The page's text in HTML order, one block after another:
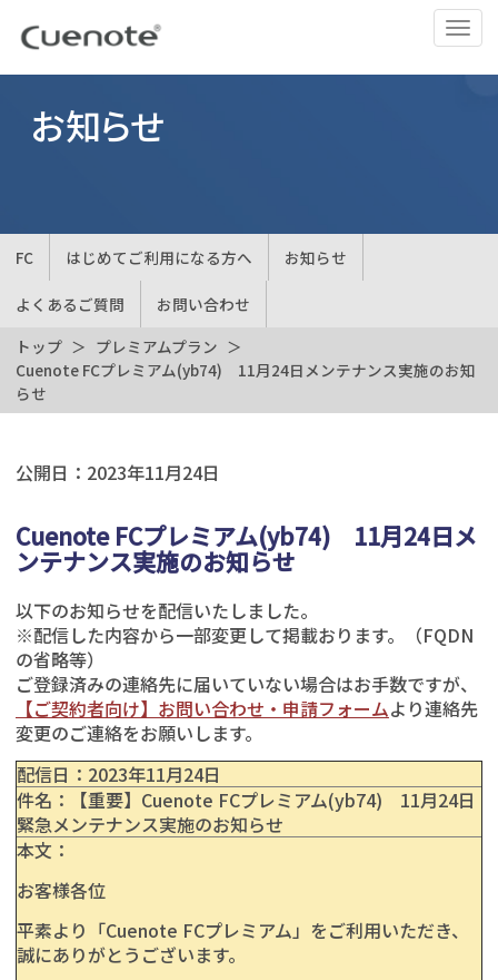
ナ
ビ
ゲ
切
お知らせ
FC はじめてご利用になる方へ お知らせ
よくあるご質問
お問い合わせ
トップ
プレミアムプラン
Cuenote FCプレミアム(yb74) 11月24日メンテナンス実施のお知
らせ
公開日： 2023年11月24日
Cuenote FCプレミアム(yb74) 11月24日メ
ンテナンス実施のお知らせ
以下のお知らせを配信いたしました。
※配信した内容から一部変更して掲載おります。（FQDN
の省略等）
ご登録済みの連絡先に届いていない場合はお手数ですが、
【ご契約者向け】お問い合わせ・申請フォームより連絡先
変更のご連絡をお願いします。
配信日： 2023年11月24日
件名：【重要】Cuenote FCプレミアム(yb74) 11月24日
緊急メンテナンス実施のお知らせ
本文：
お客様各位
平素より「Cuenote FCプレミアム」をご利用いただき、
誠にありがとうございます。